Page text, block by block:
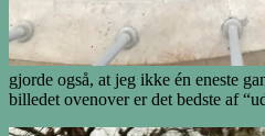
gjorde også, at jeg ikke én eneste
billedet ovenover er det bedste af